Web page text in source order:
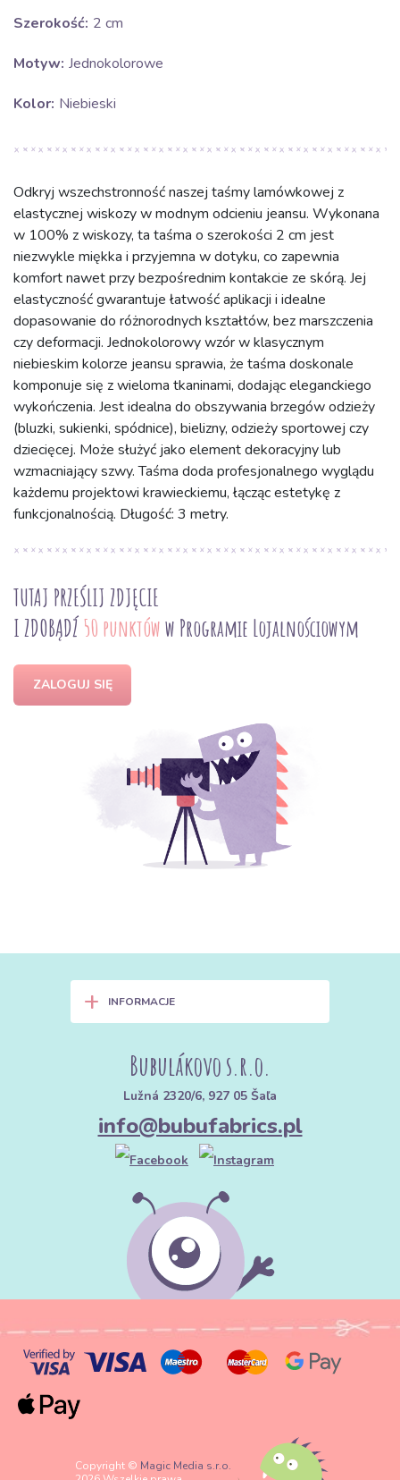
Szerokość: 2 cm
Motyw: Jednokolorowe
Kolor: Niebieski
Odkryj wszechstronność naszej taśmy lamówkowej z
elastycznej wiskozy w modnym odcieniu jeansu. Wykonana
w 100% z wiskozy, ta taśma o szerokości 2 cm jest
niezwykle miękka i przyjemna w dotyku, co zapewnia
komfort nawet przy bezpośrednim kontakcie ze skórą. Jej
elastyczność gwarantuje łatwość aplikacji i idealne
dopasowanie do różnorodnych kształtów, bez marszczenia
czy deformacji. Jednokolorowy wzór w klasycznym
niebieskim kolorze jeansu sprawia, że taśma doskonale
komponuje się z wieloma tkaninami, dodając eleganckiego
wykończenia. Jest idealna do obszywania brzegów odzieży
(bluzki, sukienki, spódnice), bielizny, odzieży sportowej czy
dziecięcej. Może służyć jako element dekoracyjny lub
wzmacniający szwy. Taśma doda profesjonalnego wyglądu
każdemu projektowi krawieckiemu, łącząc estetykę z
funkcjonalnością. Długość: 3 metry.
TUTAJ PRZEŚLIJ ZDJĘCIE
I ZDOBĄDŹ 50 punktóww Programie Lojalnościowym
ZALOGUJ SIĘ
+ INFORMACJE
Bubulákovo s.r.o.
Lužná 2320/6, 927 05 Šaľa
info@bubufabrics.pl
Copyright © Magic Media s.r.o.